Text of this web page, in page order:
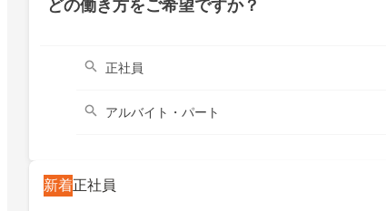
どの働き方をご希望ですか？
正社員
アルバイト・パート
新着正社員